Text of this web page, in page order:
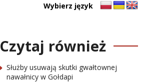
Wybierz język
Czytaj również
Służby usuwają skutki gwałtownej
nawałnicy w Gołdapi